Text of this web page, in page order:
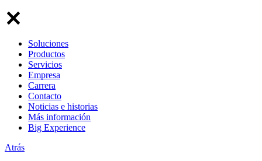
Soluciones
Productos
Servicios
Empresa
Carrera
Contacto
Noticias e historias
Más información
Big Experience
Atrás